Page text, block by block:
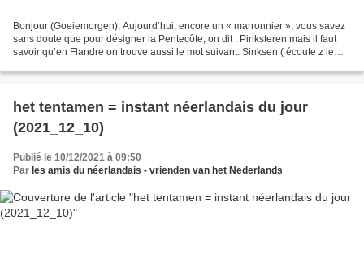
Bonjour (Goeiemorgen), Aujourd’hui, encore un « marronnier », vous savez
sans doute que pour désigner la Pentecôte, on dit : Pinksteren mais il faut
savoir qu’en Flandre on trouve aussi le mot suivant: Sinksen ( écoute z le
het tentamen = instant néerlandais du jour
(2021_12_10)
Publié le 10/12/2021 à 09:50
Par les amis du néerlandais - vrienden van het Nederlands